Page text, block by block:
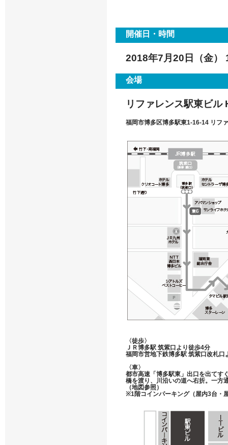
開催日・時間
2018年7月20日（金）
会場
リファレンス駅東ビ
福岡市博多区博多駅東1-16-14 リフ
〈徒歩〉
ＪＲ博多駅 筑紫口より徒歩4分
福岡市営地下鉄博多駅 筑紫口改札口
〈車〉
都市高速「博多駅東」出口を出てす
橋を渡り、川沿いの道へ右折。一方
（地図参照）
※1階コインパーキング（屋内3台・